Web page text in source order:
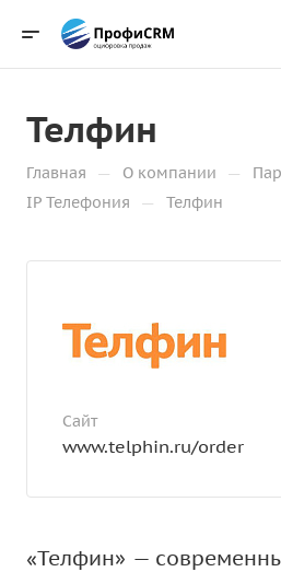
Телфин
Главная — О компании —
IP Телефония — Телфин
Сайт
www.telphin.ru/order
«Телфин» —